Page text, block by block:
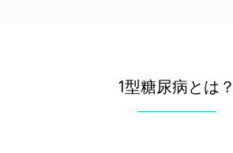
1型糖尿病とは？